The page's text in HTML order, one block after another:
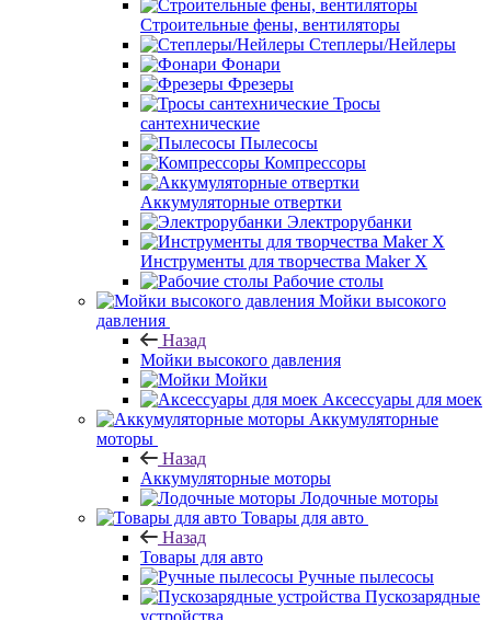
Строительные фены, вентиляторы
Степлеры/Нейлеры
Фонари
Фрезеры
Тросы
сантехнические
Пылесосы
Компрессоры
Аккумуляторные отвертки
Электрорубанки
Инструменты для творчества Maker X
Рабочие столы
Мойки высокого
давления
Назад
Мойки высокого давления
Мойки
Аксессуары для моек
Аккумуляторные
моторы
Назад
Аккумуляторные моторы
Лодочные моторы
Товары для авто
Назад
Товары для авто
Ручные пылесосы
Пускозарядные
устройства